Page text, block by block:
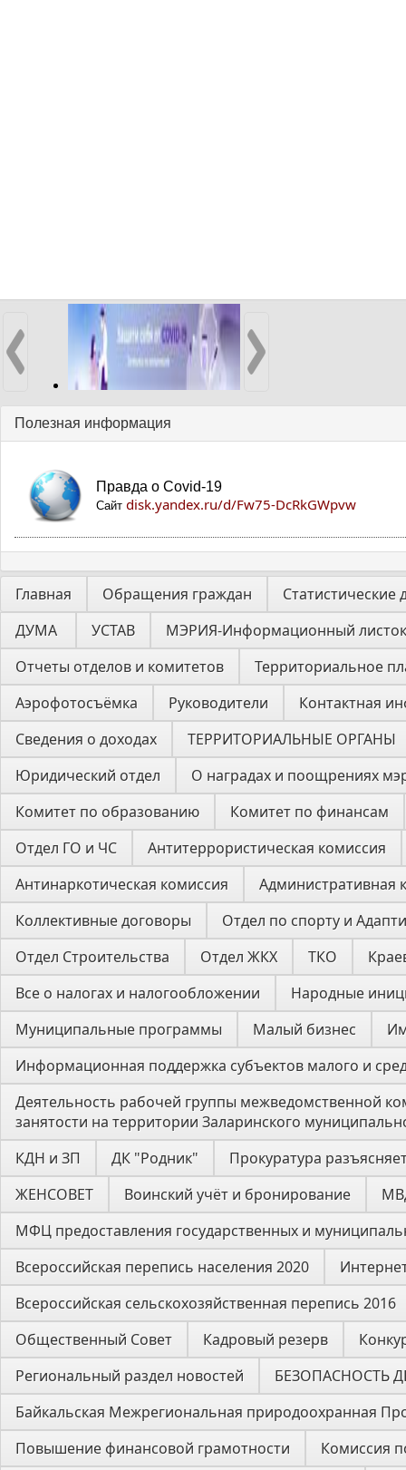
Полезная информация
Правда о Covid-19
Сайт disk.yandex.ru/d/Fw75-DcRkGWpvw
Главная Обращения граждан
ДУМА
УСТАВ
МЭРИЯ-Информационный листок
Отчеты отделов и комитетов
Территориальное
Аэрофотосъёмка
Руководители
Контактная
Сведения о доходах
ТЕРРИТОРИАЛЬНЫЕ ОРГАНЫ
Юридический отдел
О наградах и поощрениях
Комитет по образованию
Комитет по финансам
Отдел ГО и ЧС
Антитеррористическая комиссия
Антинаркотическая комиссия
Административная
Коллективные договоры
Отдел по спорту и
Отдел Строительства
Отдел ЖКХ ТКО
Все о налогах и налогообложении
Народные
Муниципальные программы
Малый бизнес
Информационная поддержка субъектов малого и
Деятельность рабочей группы межведомственной
занятости на территории Заларинского
КДН и ЗП
ДК "Родник"
Прокуратура
ЖЕНСОВЕТ
Воинский учёт и бронирование
МФЦ предоставления государственных и
Всероссийская перепись населения 2020
Всероссийская сельскохозяйственная перепись 2016
Общественный Совет
Кадровый резерв
Региональный раздел новостей
БЕЗОПАСНОСТЬ
Байкальская Межрегиональная природоохранная
Повышение финансовой грамотности
Комиссия